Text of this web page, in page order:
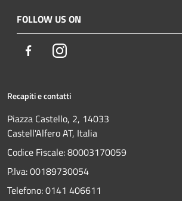
FOLLOW US ON
FacebookInstagram
Recapiti e contatti
Piazza Castello, 2, 14033
Castell'Alfero AT, Italia
Codice Fiscale: 80003170059
P.Iva: 00189730054
Telefono:0141 406611